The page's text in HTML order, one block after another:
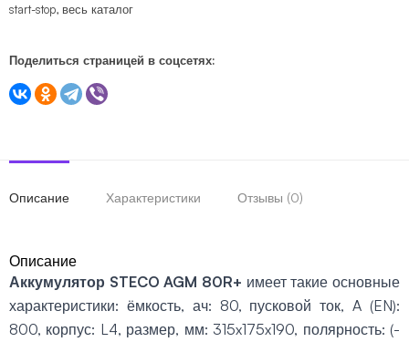
start-stop, весь каталог
Поделиться страницей в соцсетях:
Описание Характеристики Отзывы (0)
Описание
Аккумулятор STECO AGM 80R+ имеет такие основные
характеристики: ёмкость, ач: 80, пусковой ток, A (EN):
800, корпус: L4, размер, мм: 315x175x190, полярность: (-